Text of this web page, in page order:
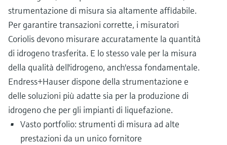
strumentazione di misura sia altamente affidabile.
Per garantire transazioni corrette, i misuratori
Coriolis devono misurare accuratamente la quantità
di idrogeno trasferita. E lo stesso vale per la misura
della qualità dell'idrogeno, anch'essa fondamentale.
Endress+Hauser dispone della strumentazione e
delle soluzioni più adatte sia per la produzione di
idrogeno che per gli impianti di liquefazione.
Vasto portfolio: strumenti di misura ad alte
prestazioni da un unico fornitore